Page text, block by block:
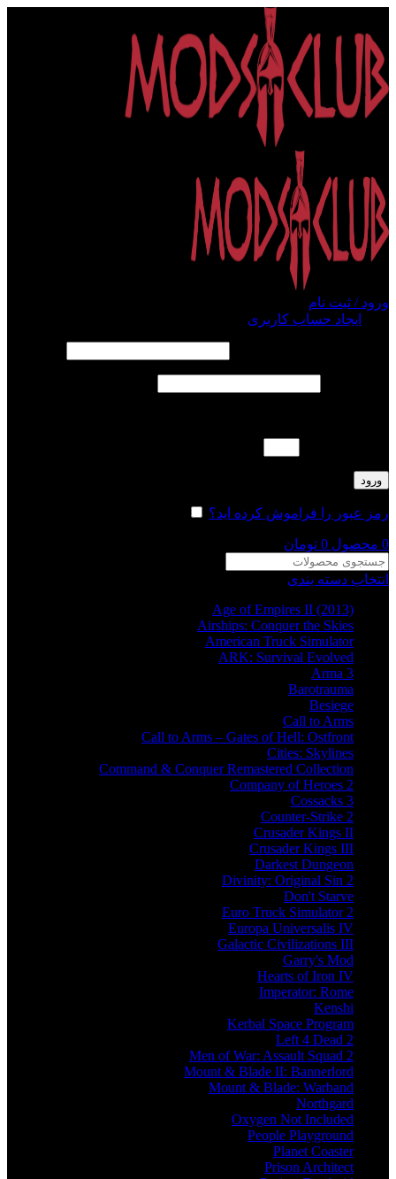
ورود / ثبت نام
ایجاد حساب کاربری
ورود
رمز عبور را فراموش کرده اید؟
0 محصول 0 تومان
انتخاب دسته بندی
Age of Empires II (2013)
Airships: Conquer the Skies
American Truck Simulator
ARK: Survival Evolved
Arma 3
Barotrauma
Besiege
Call to Arms
Call to Arms – Gates of Hell: Ostfront
Cities: Skylines
Command & Conquer Remastered Collection
Company of Heroes 2
Cossacks 3
Counter-Strike 2
Crusader Kings II
Crusader Kings III
Darkest Dungeon
Divinity: Original Sin 2
Don't Starve
Euro Truck Simulator 2
Europa Universalis IV
Galactic Civilizations III
Garry's Mod
Hearts of Iron IV
Imperator: Rome
Kenshi
Kerbal Space Program
Left 4 Dead 2
Men of War: Assault Squad 2
Mount & Blade II: Bannerlord
Mount & Blade: Warband
Northgard
Oxygen Not Included
People Playground
Planet Coaster
Prison Architect